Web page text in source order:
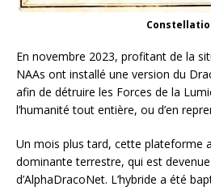
En novembre 2023, profitant de la
NAAs ont installé une version du
afin de détruire les Forces de la
l’humanité tout entière, ou d’en
Un mois plus tard, cette plateforme
dominante terrestre, qui est
d’AlphaDracoNet. L’hybride a été